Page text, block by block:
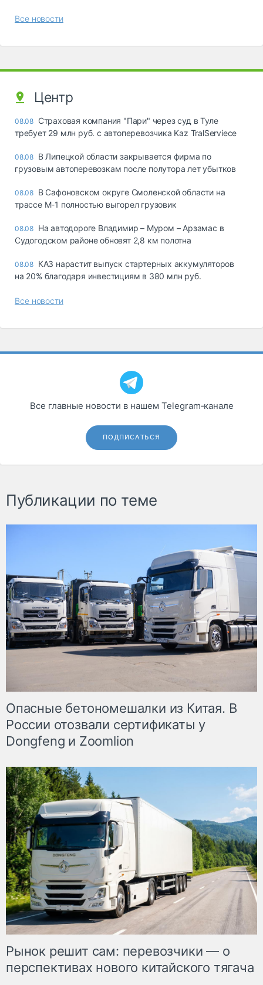
Все новости
Центр
08.08 Страховая компания "Пари" через суд в Туле
требует 29 млн руб. с автоперевозчика Kaz TralServiece
08.08 В Липецкой области закрывается фирма по
грузовым автоперевозкам после полутора лет убытков
08.08 В Сафоновском округе Смоленской области на
трассе М-1 полностью выгорел грузовик
08.08 На автодороге Владимир – Муром – Арзамас в
Судогодском районе обновят 2,8 км полотна
08.08 КАЗ нарастит выпуск стартерных аккумуляторов
на 20% благодаря инвестициям в 380 млн руб.
Все новости
Все главные новости в нашем Telegram‑канале
ПОДПИСАТЬСЯ
Публикации по теме
Опасные бетономешалки из Китая. В
России отозвали сертификаты у
Dongfeng и Zoomlion
Рынок решит сам: перевозчики — о
перспективах нового китайского тягача